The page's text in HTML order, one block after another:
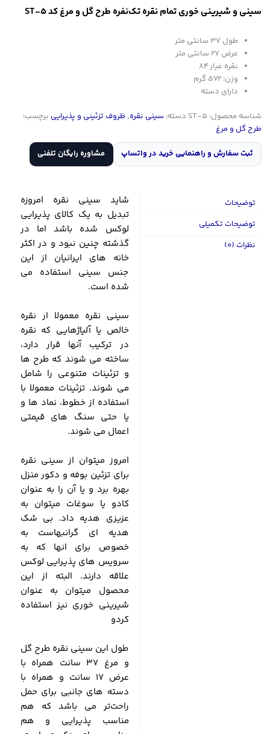
سینی و شیرینی خوری تمام نقره تک‌نفره طرح گل و مرغ کد ST-5
طول 37 سانتی متر
عرض 27 سانتی متر
نقره عیار 84
وزن: 572 گرم
دارای دسته
شناسه محصول: ST-5 دسته: سینی نقره, ظروف تزئینی و پذیرایی برچسب:
طرح گل و مرغ
ثبت سفارش و راهنمایی خرید در واتساپ مشاوره رایگان تلفنی
توضیحات
توضیحات تکمیلی
نظرات (0)
شاید سینی نقره امروزه
تبدیل به یک کالای پذیرایی
لوکس شده باشد اما در
گذشته چنین نبود و در اکثر
خانه های ایرانیان از این
جنس سینی استفاده می
شده است.
سینی نقره معمولا ار نقره
خالص یا آلیاژهایی که نقره
در ترکیب آنها قرار دارد،
ساخته می شوند که طرح ها
و تزئینات متنوعی را شامل
می شوند. تزئینات معمولا با
استفاده از خطوط، نماد ها و
یا حتی سنگ های قیمتی
اعمال می شوند.
امروز میتوان از سینی نقره
برای تزئین بوفه و دکور منزل
بهره برد و یا آن را به عنوان
کادو یا سوغات میتوان به
عزیزی هدیه داد. بی شک
هدیه ای گرانبهاست به
خصوص برای انها که به
سرویس های پذیرایی لوکس
علاقه دارند. البته از این
محصول میتوان به عنوان
شیرینی خوری نیز استفاده
کردو
طول این سینی نقره طرح گل
و مرغ 37 سانت همراه با
عرض 17 سانت و همراه با
دسته های جانبی برای حمل
راحت‌تر می باشد که هم
مناسب پذیرایی و هم